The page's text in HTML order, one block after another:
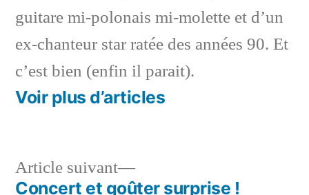
guitare mi-polonais mi-molette et d’un
ex-chanteur star ratée des années 90. Et
c’est bien (enfin il parait).
Voir plus d’articles
Article suivant
Article
suivant :
Concert et goûter surprise !